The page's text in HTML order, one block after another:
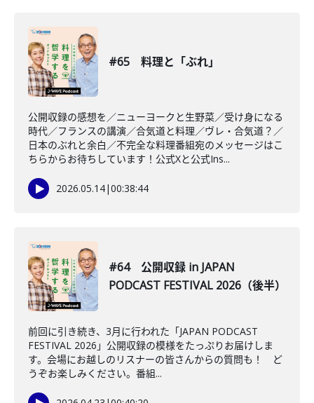
#65 料理と「ぶれ」
公開収録の感想を／ニューヨークと生野菜／受け身になる
時代／フランスの講演／合気道と料理／ヴレ・合気道？／
日本のぶれと余白／不完全な料理番組宛のメッセージはこ
ちらからお待ちしています！公式Xと公式Ins...
2026.05.14|00:38:44
#64 公開収録 in JAPAN
PODCAST FESTIVAL 2026（後半）
前回に引き続き、3月に行われた「JAPAN PODCAST
FESTIVAL 2026」公開収録の模様をたっぷりお届けしま
す。会場にお越しのリスナーの皆さんからの質問も！ ど
うぞお楽しみください。番組...